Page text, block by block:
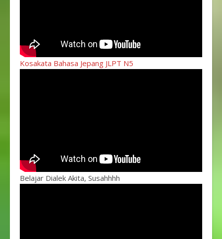
Kosakata Bahasa Jepang JLPT N5
Belajar Dialek Akita, Susahhhh